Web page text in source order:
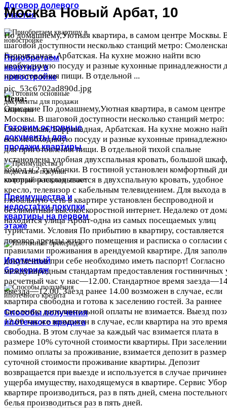
Договор долевого
участия
Приобретаем
квартиру в
новостройке
Готовим основные
документы для
продажи квартиры
Преимущества и
недостатки покупки
квартиры на первом
этаже
Ипотечный
брокеридж
Способы получения
ипотечного кредита
Москва Новый Арбат, 10
По домашнему,Уютная квартира, в самом центре Москвы.
шаговой доступности несколько станций метро:
Баррикадная, Арбатская. На кухне можно найти всю
необходимую посуду и разные кухонные принадлежности
приготовления пищи. В отдельной ...
pic_53c6702ad890d.jpg
Цена:
Описание По домашнему,Уютная квартира, в самом центре
Москвы. В шаговой доступности несколько станций метро:
Смоленская, Баррикадная, Арбатская. На кухне можно
всю необходимую посуду и разные кухонные
для приготовления пищи. В отдельной тихой спальне
установлена удобная двухспальная кровать, большой шкаф,
комод и 2 тумбочки. В гостиной установлен комфортный
который раскладывается в двухспальную кровать, удобное
кресло, телевизор с кабельным телевидением. Для выхода в
глобальную сеть в квартире установлен беспроводной и
безлимитный высокоскоростной интернет. Недалеко от
находится улица Арбат-одна из самых посещаемых улиц
туристами. Условия По прибытию в квартиру, составляется
договор аренды жилого помещения и расписка о согласии
правилами проживания в арендуемой квартире. Для
документов при себе необходимо иметь паспорт! Согласно
международным стандартам предоставления гостиничных
расчетный час у нас—12.00. Стандартное время
выезда—12.00. Заезд ранее 14.00 возможен в случае, если
квартира свободна и готова к заселению гостей. За раннее
заселение дополнительной оплаты не взимается. Выезд
12.00 так же возможен в случае, если квартира на это время
свободна. В этом случае за каждый час взимается плата в
размере 10% суточной стоимости квартиры. При
помимо оплаты за проживание, взимается депозит в
суточной стоимости проживание квартиры. Депозит
возвращается при выезде и используется в случае
ущерба имуществу, находящемуся в квартире. Сервис
квартире производиться, раз в пять дней, смена
белья производиться раз в пять дней.